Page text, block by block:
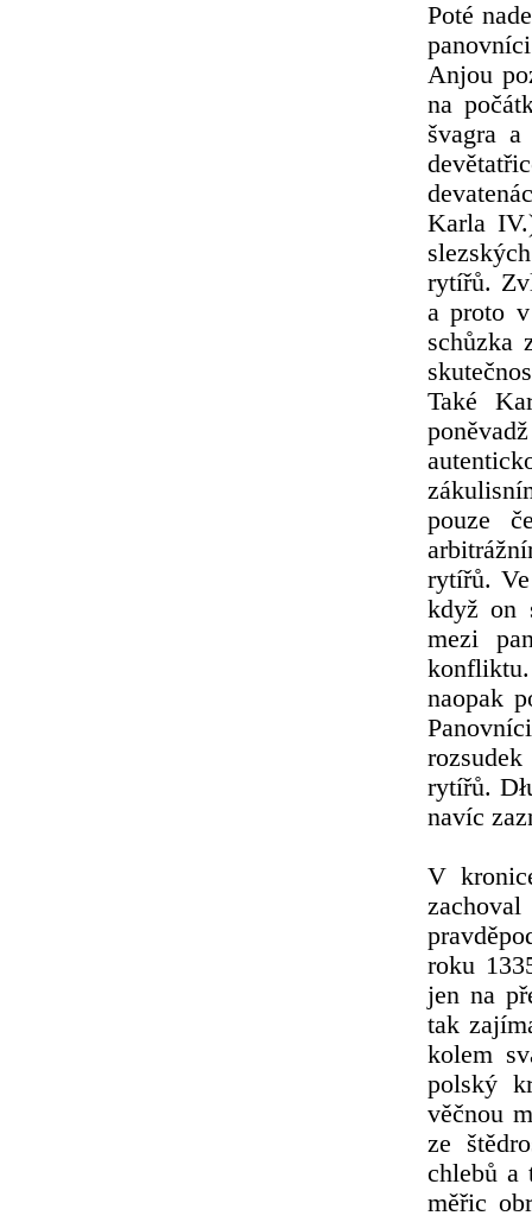
Poté
Anjou
na
švagra
Karla
rytířů.
a proto
schůzka
Také
pouze
rytířů.
když on
mezi
konfliktu.
naopak
rytířů.
navíc
V
roku
jen na
tak
kolem
polský
věčnou
ze
chlebů a
měřic